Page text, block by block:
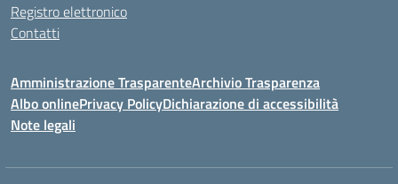
Registro elettronico
Contatti
Amministrazione TrasparenteArchivio Trasparenza
Albo onlinePrivacy PolicyDichiarazione di accessibilità
Note legali